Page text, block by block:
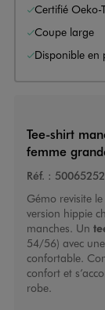
Certifié
Coupe large
Disponible en
Tee-shirt
femme
Réf. : 50065252
Gémo revisite le
version hippie
manches. Un
54/56) avec
confortable.
confort et
robe.